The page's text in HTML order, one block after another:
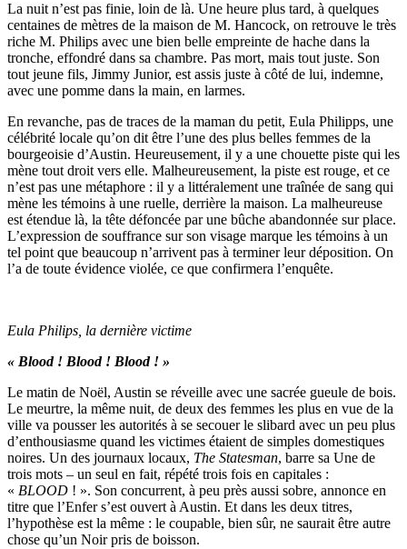
La nuit n’est pas finie, loin de là. Une heure plus tard, à quelques
centaines de mètres de la maison de M. Hancock, on retrouve le très
riche M. Philips avec une bien belle empreinte de hache dans la
tronche, effondré dans sa chambre. Pas mort, mais tout juste. Son
tout jeune fils, Jimmy Junior, est assis juste à côté de lui, indemne,
avec une pomme dans la main, en larmes.
En revanche, pas de traces de la maman du petit, Eula Philipps, une
célébrité locale qu’on dit être l’une des plus belles femmes de la
bourgeoisie d’Austin. Heureusement, il y a une chouette piste qui les
mène tout droit vers elle. Malheureusement, la piste est rouge, et ce
n’est pas une métaphore : il y a littéralement une traînée de sang qui
mène les témoins à une ruelle, derrière la maison. La malheureuse
est étendue là, la tête défoncée par une bûche abandonnée sur place.
L’expression de souffrance sur son visage marque les témoins à un
tel point que beaucoup n’arrivent pas à terminer leur déposition. On
l’a de toute évidence violée, ce que confirmera l’enquête.
Eula Philips, la dernière victime
« Blood ! Blood ! Blood ! »
Le matin de Noël, Austin se réveille avec une sacrée gueule de bois.
Le meurtre, la même nuit, de deux des femmes les plus en vue de la
ville va pousser les autorités à se secouer le slibard avec un peu plus
d’enthousiasme quand les victimes étaient de simples domestiques
noires. Un des journaux locaux, The Statesman, barre sa Une de
trois mots – un seul en fait, répété trois fois en capitales :
« BLOOD ! ». Son concurrent, à peu près aussi sobre, annonce en
titre que l’Enfer s’est ouvert à Austin. Et dans les deux titres,
l’hypothèse est la même : le coupable, bien sûr, ne saurait être autre
chose qu’un Noir pris de boisson.